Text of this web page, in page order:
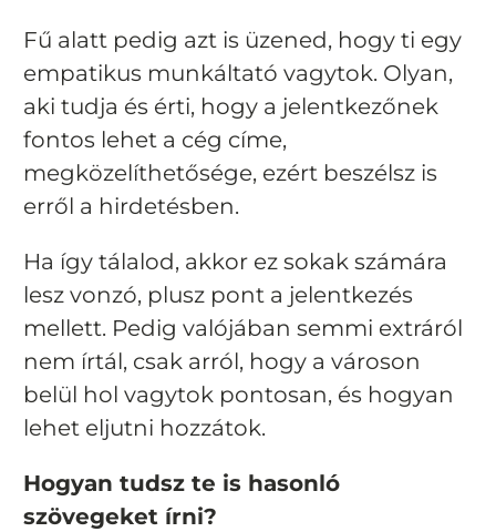
Fű alatt pedig azt is üzened, hogy ti egy
empatikus munkáltató vagytok. Olyan,
aki tudja és érti, hogy a jelentkezőnek
fontos lehet a cég címe,
megközelíthetősége, ezért beszélsz is
erről a hirdetésben.
Ha így tálalod, akkor ez sokak számára
lesz vonzó, plusz pont a jelentkezés
mellett. Pedig valójában semmi extráról
nem írtál, csak arról, hogy a városon
belül hol vagytok pontosan, és hogyan
lehet eljutni hozzátok.
Hogyan tudsz te is hasonló
szövegeket írni?